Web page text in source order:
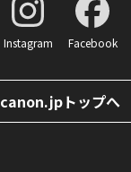
Instagram Facebook
canon.jpトップへ